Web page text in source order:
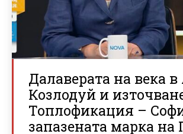
Далаверата на века
Козлодуй и
Топлофикация –
запазената марка на